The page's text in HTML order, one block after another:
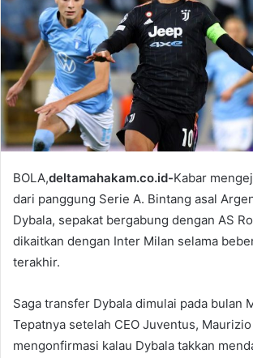
n
e
m
l
BOLA,deltamahakam.co.id-Kabar
dari panggung Serie A. Bintang asal
Dybala, sepakat bergabung dengan AS
dikaitkan dengan Inter Milan selama
terakhir.
Saga transfer Dybala dimulai pada bulan
Tepatnya setelah CEO Juventus,
mengonfirmasi kalau Dybala takkan